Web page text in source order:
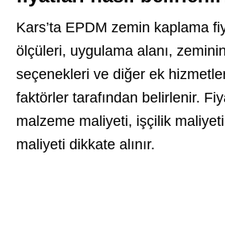
Kars’ta EPDM zemin kaplama
ölçüleri, uygulama alanı,
seçenekleri ve diğer ek
faktörler tarafından belirlenir.
malzeme maliyeti, işçilik
maliyeti dikkate alınır.